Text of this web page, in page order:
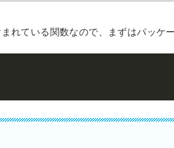
れている関数なので、まずはパッケ